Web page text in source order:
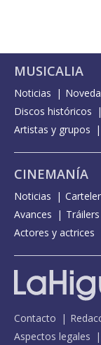
MUSICALIA
Noticias
Discos históricos
Artistas y grupos
CINEMANÍA
Noticias
Avances
Tráilers
Actores y actrices
Contacto
Aspectos legales